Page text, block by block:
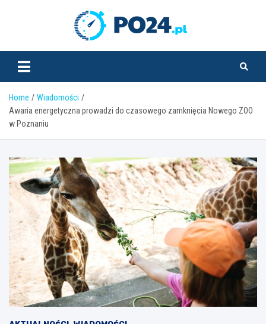
Home
Wiadomości
Awaria energetyczna prowadzi do czasowego zamknięcia Nowego ZOO
w Poznaniu